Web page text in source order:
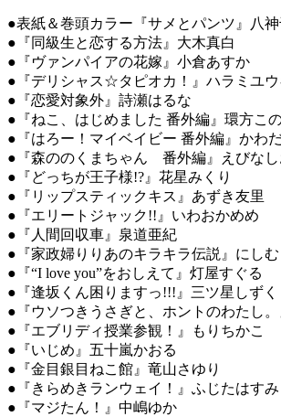
●表紙＆巻頭カラー『サメとパンツ』八
●『同級生と恋する方法』大木真白
●『ヴァンパイアの花嫁』小倉あすか
●『デリシャス☆タピオカ！』ハラミユ
●『恋愛対象外』詩瀬はるな
●『ねこ、はじめました 番外編』環方こ
●『はろー！マイベイビー 番外編』かわ
●『森ののくまちゃん 番外編』えびな
●『どっちが王子様!?』花星みくり
●『リップスティックキス』あずき友里
●『エリートジャック!!』いわおかめめ
●『人間回収車』泉道亜紀
●『家政婦りりあのキラキラ伝説』にし
●『“I love you”をおしえて』灯屋すぐる
●『逢坂くん困りますっ!!!』三ツ星しず
●『ウソつきうさぎと、ホントのわたし
●『エブリディ授業参観！』もりちかこ
●『いじめ』五十嵐かおる
●『金目銀目ねこ館』竜山さゆり
●『きらめきランウェイ！』ふじたはす
●『マジたん！』中嶋ゆか